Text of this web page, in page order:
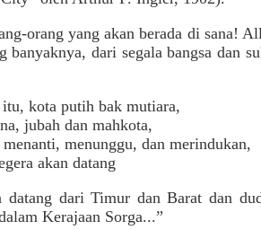
orang yang akan berada di sana!
dari segala bangsa dan
kota putih bak mutiara,
jubah dan mahkota,
menanti, menunggu, dan merindukan,
akan datang
datang dari Timur dan Barat dan
Kerajaan Sorga...”